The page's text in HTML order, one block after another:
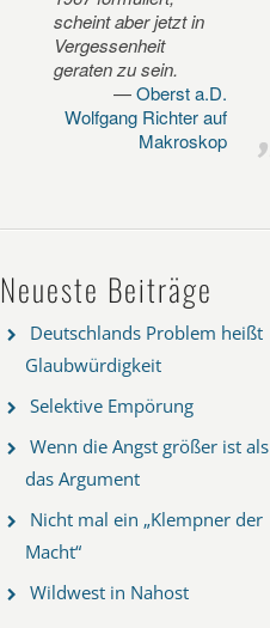
scheint aber jetzt in
Vergessenheit
geraten zu sein.
Oberst a.D.
Wolfgang Richter auf
Makroskop
Neueste Beiträge
Deutschlands Problem heißt
Glaubwürdigkeit
Selektive Empörung
Wenn die Angst größer ist als
das Argument
Nicht mal ein „Klempner der
Macht“
Wildwest in Nahost